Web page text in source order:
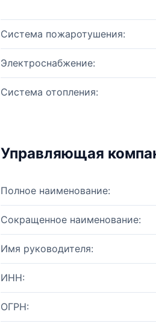
Система пожаротушения:
Электроснабжение:
Система отопления:
Управляющая
Полное наименование:
Сокращенное наименование:
Имя руководителя:
ИНН:
ОГРН: